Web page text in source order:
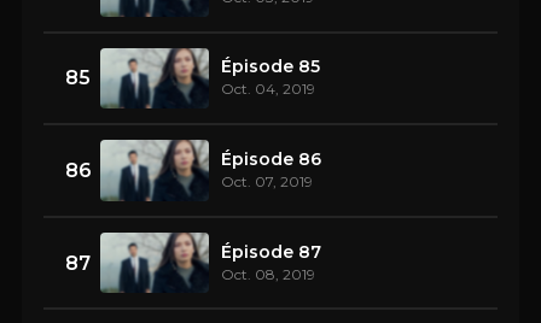
85 Épisode 85
Oct. 04, 2019
86 Épisode 86
Oct. 07, 2019
87 Épisode 87
Oct. 08, 2019